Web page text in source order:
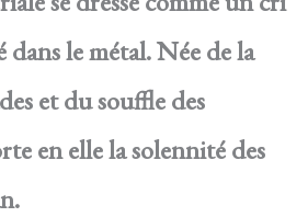
dans le métal. Née de la
et du souffle des
en elle la solennité des